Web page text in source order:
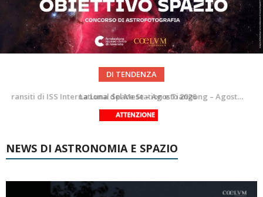
DI TENDENZA
La Luna del Mese – Agosto 2026
Le costellazioni di Agosto 2026: Delfino
NEWS DI ASTRONOMIA E SPAZIO